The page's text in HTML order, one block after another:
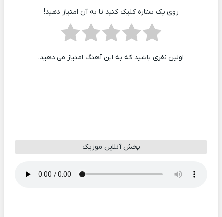
روی یک ستاره کلیک کنید تا به آن امتیاز دهید!
اولین نفری باشید که به این آهنگ امتیاز می دهید.
پخش آنلاین موزیک